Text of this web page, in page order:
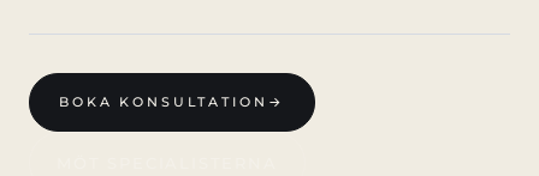
BOKA KONSULTATION →